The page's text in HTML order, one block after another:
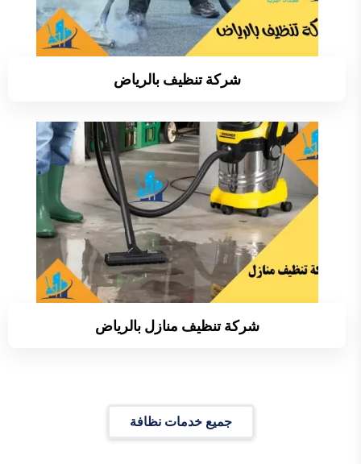
شركة تنظيف بالرياض
شركة تنظيف منازل بالرياض
جميع خدمات نظافة